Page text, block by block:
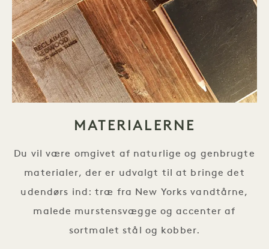
MATERIALERNE
Du vil være omgivet af naturlige og genbrugte
materialer, der er udvalgt til at bringe det
udendørs ind: træ fra New Yorks vandtårne,
malede murstensvægge og accenter af
sortmalet stål og kobber.